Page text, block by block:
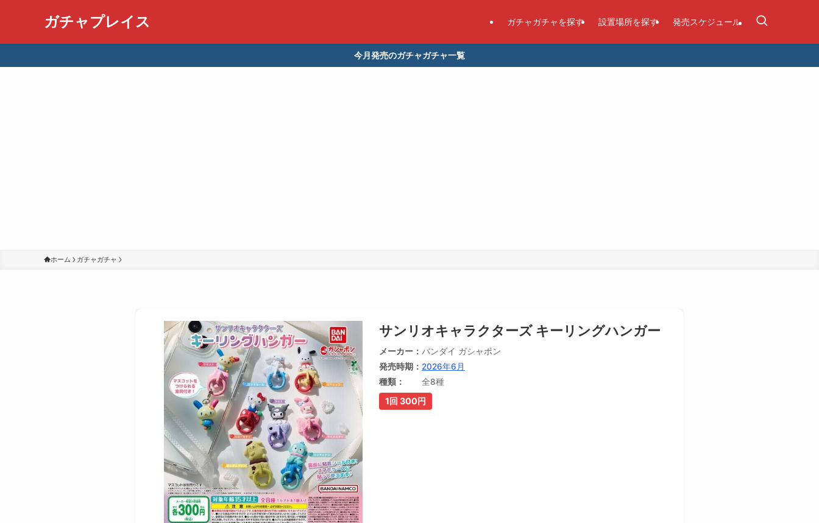
ガチャプレイス ガチャガチャを探す 設置場所を探す 発売スケジュール
今月発売のガチャガチャ一覧
ホーム ガチャガチャ
サンリオキャラクターズ キーリングハンガー
メーカー
バンダイ ガシャポン
発売時期
2026年6月
種類
全8種
1回 300円